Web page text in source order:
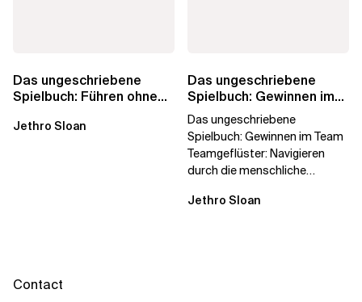
Das ungeschriebene
Spielbuch: Führen ohne
Jethro Sloan
Das ungeschriebene
Spielbuch: Gewinnen im
Team
Das ungeschriebene
Spielbuch: Gewinnen im Team
Teamgeflüster: Navigieren
durch die menschliche
vorbereitet hat „Wir...
Jethro Sloan
Contact